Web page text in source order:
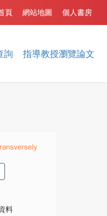
詢 指導教授瀏覽論文
個人書房
網站地圖
頁
料